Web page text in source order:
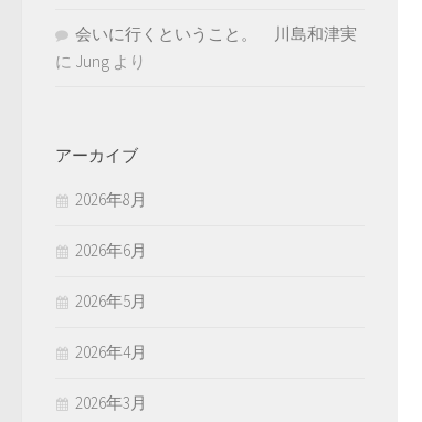
会いに行くということ。 川島和津実
に Jung より
アーカイブ
2026年8月
2026年6月
2026年5月
2026年4月
2026年3月